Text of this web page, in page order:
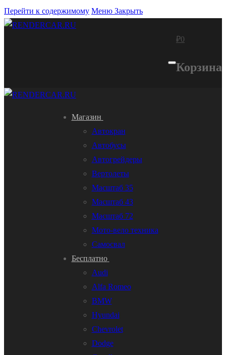
Перейти к содержимому Меню Закрыть
₽0
Корзина
Магазин
Автокран
Автобусы
Автогрейдеры
Вертолеты
Масштаб 35
Масштаб 43
Масштаб 72
Мото-вело техника
Самосвал
Бесплатно
Audi
Alfa Romeo
BMW
Hyundai
Chevrolet
Dodge